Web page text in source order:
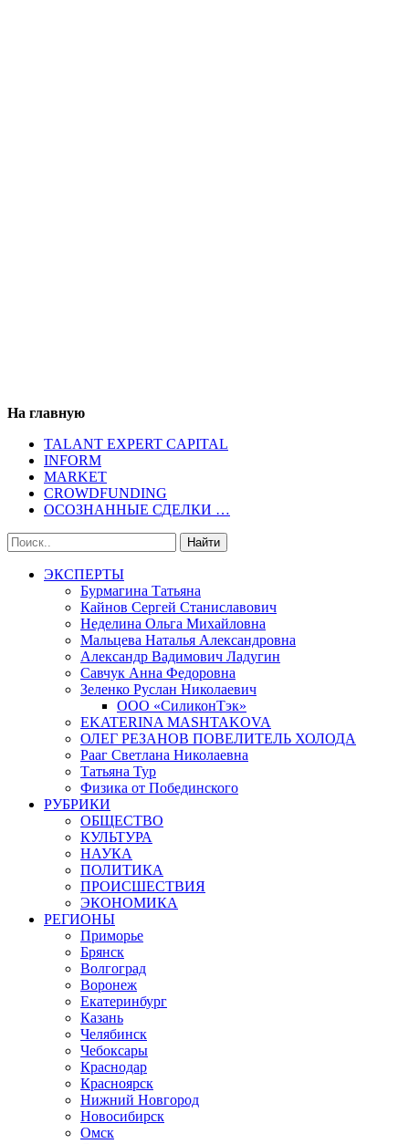
На главную
TALANT EXPERT CAPITAL
INFORM
MARKET
CROWDFUNDING
ОСОЗНАННЫЕ СДЕЛКИ …
ЭКСПЕРТЫ
Бурмагина Татьяна
Кайнов Сергей Станиславович
Неделина Ольга Михайловна
Мальцева Наталья Александровна
Александр Вадимович Ладугин
Савчук Анна Федоровна
Зеленко Руслан Николаевич
ООО «СиликонТэк»
EKATERINA MASHTAKOVA
ОЛЕГ РЕЗАНОВ ПОВЕЛИТЕЛЬ ХОЛОДА
Рааг Светлана Николаевна
Татьяна Тур
Физика от Побединского
РУБРИКИ
ОБЩЕСТВО
КУЛЬТУРА
НАУКА
ПОЛИТИКА
ПРОИСШЕСТВИЯ
ЭКОНОМИКА
РЕГИОНЫ
Приморье
Брянск
Волгоград
Воронеж
Екатеринбург
Казань
Челябинск
Чебоксары
Краснодар
Красноярск
Нижний Новгород
Новосибирск
Омск